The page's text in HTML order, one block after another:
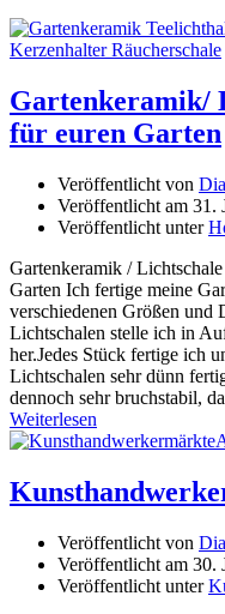
Gartenkeramik/
für euren Garten
Veröffentlicht von
Veröffentlicht am 31.
Veröffentlicht unter
Gartenkeramik /
Garten Ich fertige meine
verschiedenen Größen und
Lichtschalen stelle ich in
her.Jedes Stück fertige ich
Lichtschalen sehr dünn
dennoch sehr bruchstabil,
Weiterlesen
Veröffentlicht von
Veröffentlicht am 30.
Veröffentlicht unter